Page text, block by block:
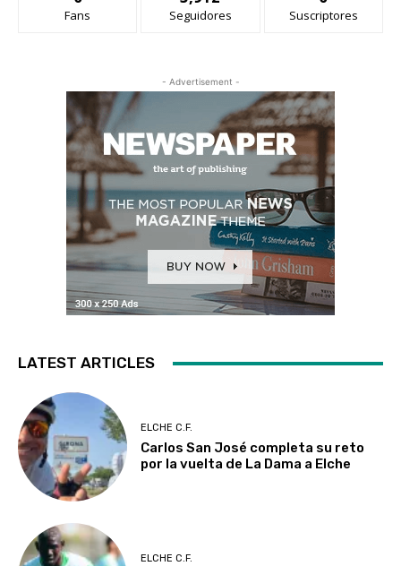
Fans Seguidores Suscriptores
- Advertisement -
LATEST ARTICLES
ELCHE C.F.
Carlos San José completa su reto
por la vuelta de La Dama a Elche
ELCHE C.F.